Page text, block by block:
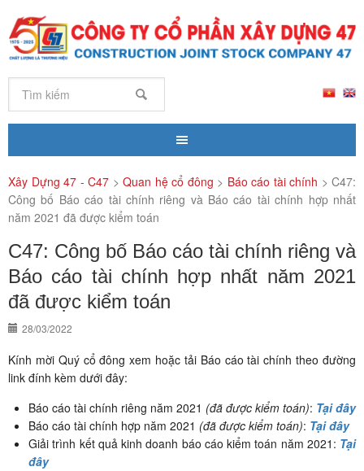
Xây Dựng 47 - C47 > Quan hệ cổ đông > Báo cáo tài chính > C47:
Công bố Báo cáo tài chính riêng và Báo cáo tài chính hợp nhất
năm 2021 đã được kiểm toán
C47: Công bố Báo cáo tài chính riêng và
Báo cáo tài chính hợp nhất năm 2021
đã được kiểm toán
28/03/2022
Kính mời Quý cổ đông xem hoặc tải Báo cáo tài chính theo đường
link đính kèm dưới đây:
Báo cáo tài chính riêng năm 2021 (đã được kiểm toán): Tại đây
Báo cáo tài chính hợp năm 2021 (đã được kiểm toán): Tại đây
Giải trình kết quả kinh doanh báo cáo kiểm toán năm 2021: Tại
đây